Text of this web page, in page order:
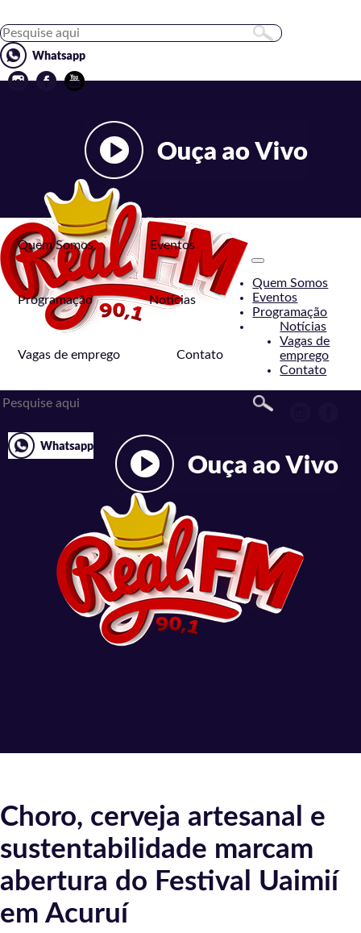
Quem Somos Eventos
Programação Notícias
Vagas de emprego Contato
Toggle
navigation
Quem Somos
Eventos
Programação
Notícias
Vagas de
emprego
Contato
Choro, cerveja artesanal e
sustentabilidade marcam
abertura do Festival Uaimií
em Acuruí